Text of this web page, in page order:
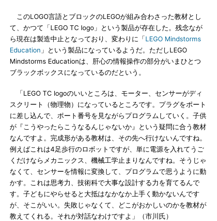
このLOGO言語とブロックのLEGOが組み合わさった教材とし
て、かつて「LEGO TC logo」という製品が存在した。残念なが
ら現在は製造中止となっており、変わりに「LEGO Mindstorms
Education 」という製品になっているようだ。ただしLEGO
Mindstorms Educationは、肝心の情報操作の部分がいまひとつ
ブラックボックスになっているのだという。
「LEGO TC logoのいいところは、モーター、センサーがディ
スクリート（物理物）になっているところです。プラグをポート
に差し込んで、ポート番号を見ながらプログラムしていく。子供
が『こうやったらこうなるんじゃないか』という疑問に合う教材
なんですよ。完成形がある教材は、その先へ行けないんですね。
例えばこれは4足歩行のロボットですが、単に電源を入れてうご
くだけならメカニックス、機械工学止まりなんですね。そうじゃ
なくて、センサーを情報に変換して、プログラムで思うように動
かす。これは思考力、技術科で大事な設計する力を育てるんで
す。子どもにやらせると大抵はなかなか上手く動かないんです
が、そこがいい。失敗じゃなくて、どこがおかしいのかを教材が
教えてくれる。それが対話なわけですよ」（市川氏）